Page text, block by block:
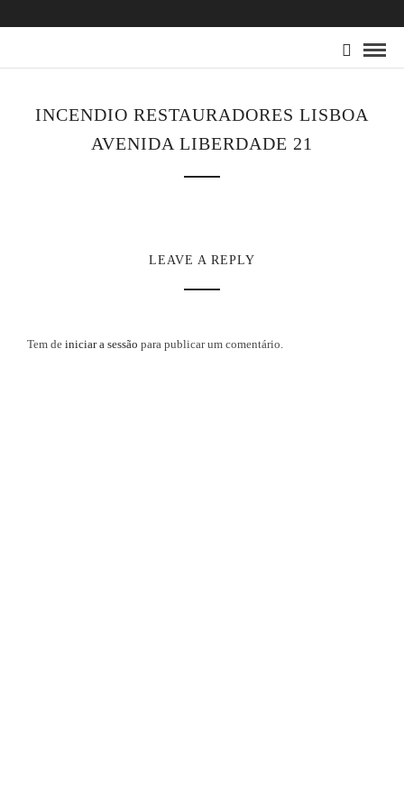
INCENDIO RESTAURADORES LISBOA
AVENIDA LIBERDADE 21
LEAVE A REPLY
Tem de iniciar a sessão para publicar um comentário.